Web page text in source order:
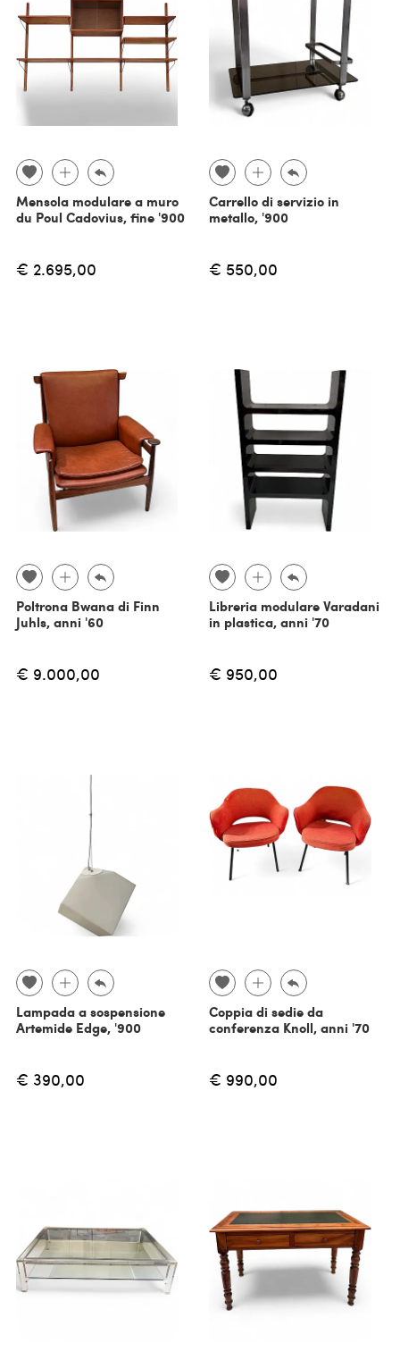
Mensola modulare a muro
du Poul Cadovius, fine '900
€ 2.695,00
Carrello di servizio in
metallo, '900
€ 550,00
Poltrona Bwana di Finn
Juhls, anni '60
€ 9.000,00
Libreria modulare Varadani
in plastica, anni '70
€ 950,00
Lampada a sospensione
Artemide Edge, '900
€ 390,00
Coppia di sedie da
conferenza Knoll, anni '70
€ 990,00